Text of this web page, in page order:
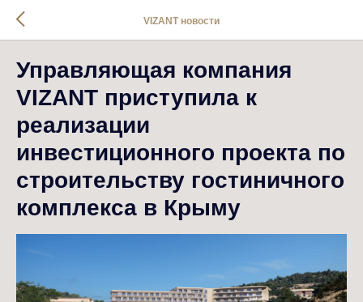
VIZANT новости
Управляющая компания
VIZANT приступила к
реализации
инвестиционного проекта по
строительству гостиничного
комплекса в Крыму